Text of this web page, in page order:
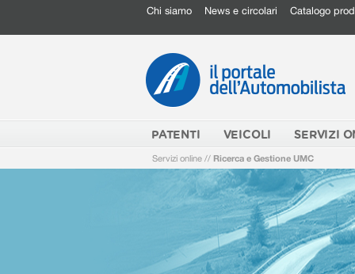
Chi siamo News e circolari Catalogo
PATENTI VEICOLI SERVIZI
Servizi online // Ricerca e Gestione UMC